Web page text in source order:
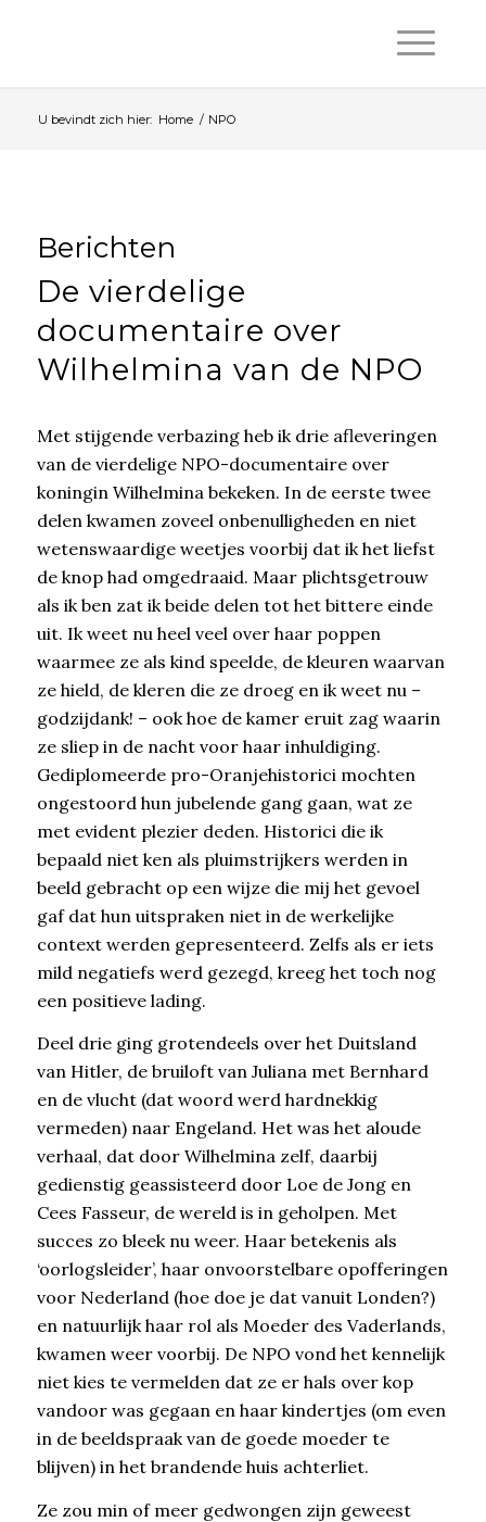
U bevindt zich hier: Home / NPO
Berichten
De vierdelige
documentaire over
Wilhelmina van de NPO
Met stijgende verbazing heb ik drie afleveringen
van de vierdelige NPO-documentaire over
koningin Wilhelmina bekeken. In de eerste twee
delen kwamen zoveel onbenulligheden en niet
wetenswaardige weetjes voorbij dat ik het liefst
de knop had omgedraaid. Maar plichtsgetrouw
als ik ben zat ik beide delen tot het bittere einde
uit. Ik weet nu heel veel over haar poppen
waarmee ze als kind speelde, de kleuren waarvan
ze hield, de kleren die ze droeg en ik weet nu –
godzijdank! – ook hoe de kamer eruit zag waarin
ze sliep in de nacht voor haar inhuldiging.
Gediplomeerde pro-Oranjehistorici mochten
ongestoord hun jubelende gang gaan, wat ze
met evident plezier deden. Historici die ik
bepaald niet ken als pluimstrijkers werden in
beeld gebracht op een wijze die mij het gevoel
gaf dat hun uitspraken niet in de werkelijke
context werden gepresenteerd. Zelfs als er iets
mild negatiefs werd gezegd, kreeg het toch nog
een positieve lading.
Deel drie ging grotendeels over het Duitsland
van Hitler, de bruiloft van Juliana met Bernhard
en de vlucht (dat woord werd hardnekkig
vermeden) naar Engeland. Het was het aloude
verhaal, dat door Wilhelmina zelf, daarbij
gedienstig geassisteerd door Loe de Jong en
Cees Fasseur, de wereld is in geholpen. Met
succes zo bleek nu weer. Haar betekenis als
‘oorlogsleider’, haar onvoorstelbare opofferingen
voor Nederland (hoe doe je dat vanuit Londen?)
en natuurlijk haar rol als Moeder des Vaderlands,
kwamen weer voorbij. De NPO vond het kennelijk
niet kies te vermelden dat ze er hals over kop
vandoor was gegaan en haar kindertjes (om even
in de beeldspraak van de goede moeder te
blijven) in het brandende huis achterliet.
Ze zou min of meer gedwongen zijn geweest